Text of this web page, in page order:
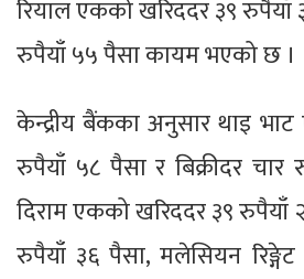
रियाल एकको खरिददर ३९ रुपैयाँ
रुपैयाँ ५५ पैसा कायम भएको छ ।
केन्द्रीय बैंकका अनुसार थाइ
रुपैयाँ ५८ पैसा र बिक्रीदर
दिराम एकको खरिददर ३९ रुपैयाँ
रुपैयाँ ३६ पैसा, मलेसियन